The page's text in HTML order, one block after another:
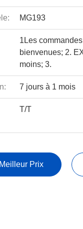
MG193
1Les
bienvenues; 2.
moins; 3.
7 jours à 1 mois
T/T
Prix